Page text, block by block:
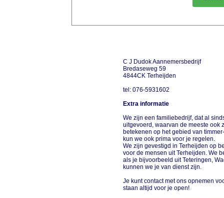
C J Dudok Aannemersbedrijf
Bredaseweg 59
4844CK Terheijden
tel: 076-5931602
Extra informatie
We zijn een familiebedrijf, dat al
uitgevoerd, waarvan de meeste ook
betekenen op het gebied van
kun we ook prima voor je regelen.
We zijn gevestigd in Terheijden op
voor de mensen uit Terheijden. We
als je bijvoorbeeld uit Teteringen,
kunnen we je van dienst zijn.
Je kunt contact met ons opnemen
staan altijd voor je open!